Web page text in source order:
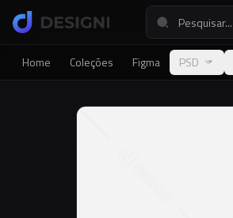
Home Coleções Figma PSD